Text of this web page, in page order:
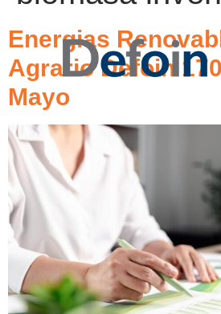
Energias
Agrario Defoin
Mayo